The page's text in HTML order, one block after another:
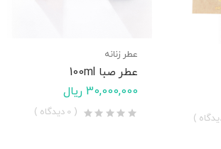
عطر زنانه
عطر صبا 100ml
30,000,000 ریال
( 0 دیدگاه )